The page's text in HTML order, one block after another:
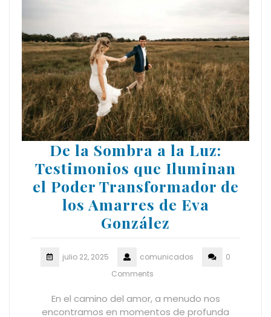
De la Sombra a la Luz:
Testimonios que Iluminan
el Poder Transformador de
los Amarres de Eva
González
julio 22, 2025 comunicados
0
Comments
En el camino del amor, a menudo nos
encontramos en momentos de profunda